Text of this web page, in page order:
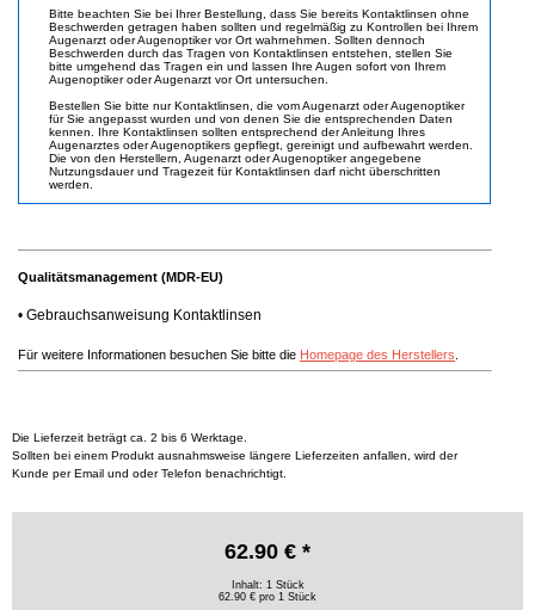
Bitte beachten Sie bei Ihrer Bestellung, dass Sie bereits Kontaktlinsen ohne
Beschwerden getragen haben sollten und regelmäßig zu Kontrollen bei Ihrem
Augenarzt oder Augenoptiker vor Ort wahrnehmen. Sollten dennoch
Beschwerden durch das Tragen von Kontaktlinsen entstehen, stellen Sie
bitte umgehend das Tragen ein und lassen Ihre Augen sofort von Ihrem
Augenoptiker oder Augenarzt vor Ort untersuchen.
Bestellen Sie bitte nur Kontaktlinsen, die vom Augenarzt oder Augenoptiker
für Sie angepasst wurden und von denen Sie die entsprechenden Daten
kennen. Ihre Kontaktlinsen sollten entsprechend der Anleitung Ihres
Augenarztes oder Augenoptikers gepflegt, gereinigt und aufbewahrt werden.
Die von den Herstellern, Augenarzt oder Augenoptiker angegebene
Nutzungsdauer und Tragezeit für Kontaktlinsen darf nicht überschritten
werden.
Qualitätsmanagement (MDR-EU)
• Gebrauchsanweisung Kontaktlinsen
Für weitere Informationen besuchen Sie bitte die Homepage des Herstellers
Die Lieferzeit beträgt ca. 2 bis 6 Werktage.
Sollten bei einem Produkt ausnahmsweise längere Lieferzeiten anfallen, wird der
Kunde per Email und oder Telefon benachrichtigt.
62.90 € *
Inhalt: 1 Stück
62.90 € pro 1 Stück